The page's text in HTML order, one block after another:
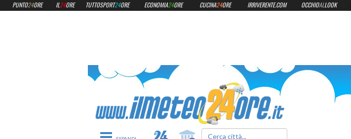
ilmeteo24ore.it
Toggle navigation
PUNTO24ORE IL24ORE TUTTOSPORT24ORE ECONOMIA24ORE CUCINA24ORE IRRIVERENTE.COM OCCHIOALLOOK